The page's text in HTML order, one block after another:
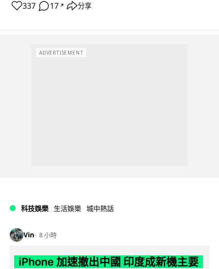
337 17 ↗ 分享
ADVERTISEMENT
科技娛樂 生活娛樂 城中熱話
Vin 8 小時
iPhone 加速撤出中國 印度成新機主要